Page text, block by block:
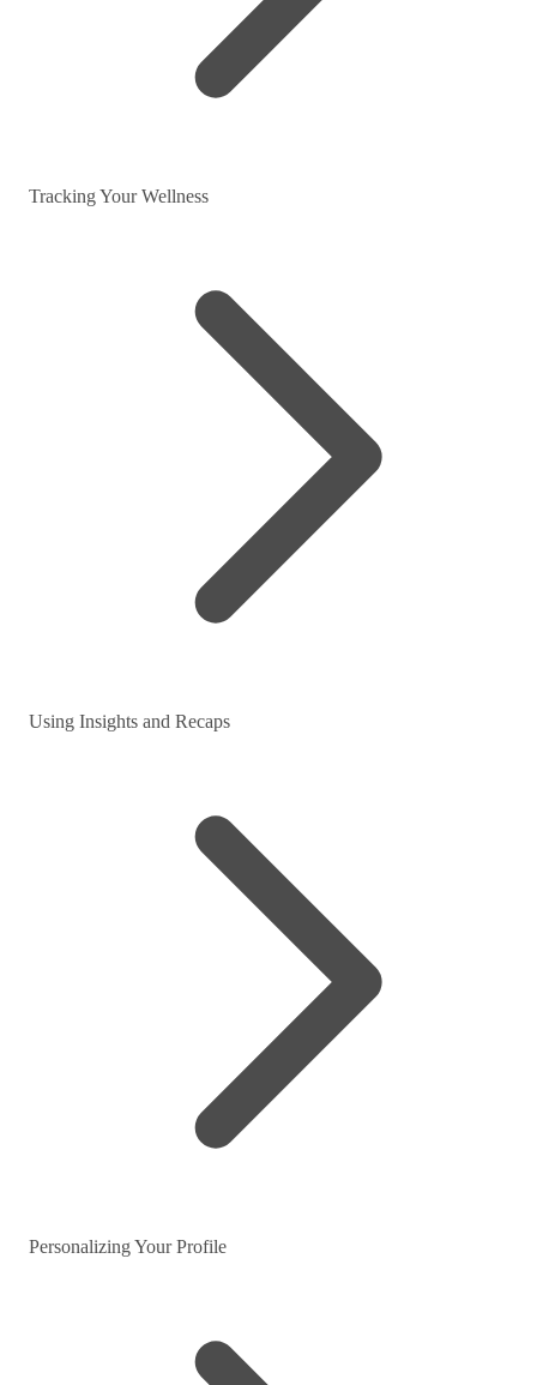
Tracking Your Wellness
Using Insights and Recaps
Personalizing Your Profile